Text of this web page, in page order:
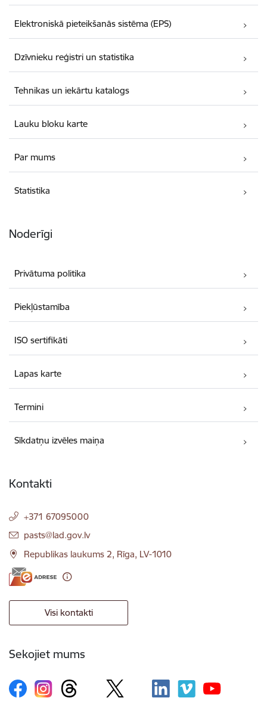
Elektroniskā pieteikšanās sistēma (EPS)
Dzīvnieku reģistri un statistika
Tehnikas un iekārtu katalogs
Lauku bloku karte
Par mums
Statistika
Noderīgi
Privātuma politika
Piekļūstamība
ISO sertifikāti
Lapas karte
Termini
Sīkdatņu izvēles maiņa
Kontakti
+371 67095000
E-pasts:
pasts@lad.gov.lv
Republikas laukums 2, Rīga, LV-1010
Visi kontakti
Sekojiet mums